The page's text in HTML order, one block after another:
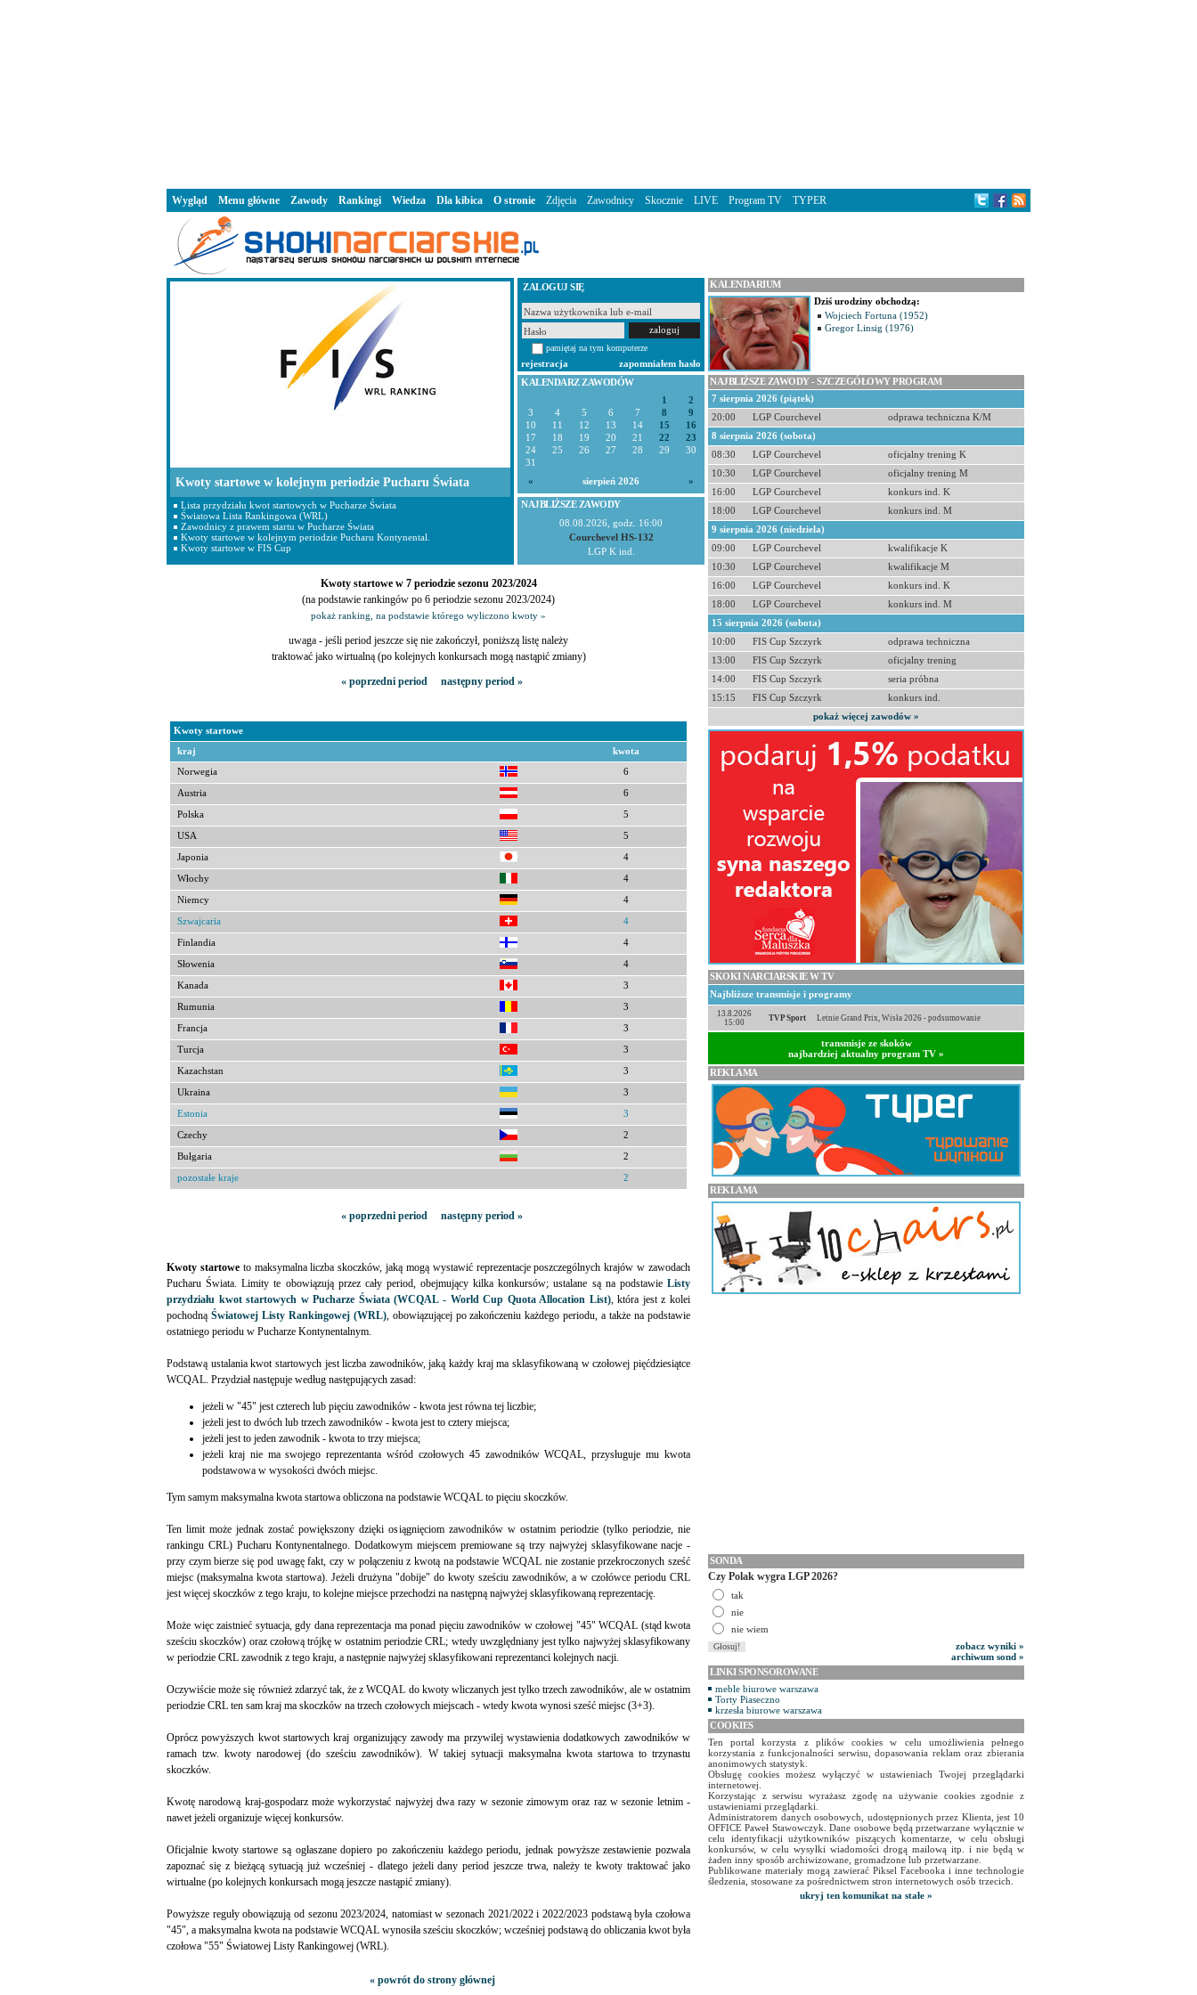
ZALOGUJ SIĘ
pamiętaj na tym komputerze
rejestracja
zapomniałem hasło
KALENDARZ ZAWODÓW
1
2
3
4 5 6 7 8
9
10
11 12 13 14 15
16
17
18 19 20 21 22
23
24
25 26 27 28 29
30
31
«
sierpień 2026 »
NAJBLIŻSZE ZAWODY
08.08.2026, godz. 16:00
Courchevel HS-132
LGP K ind.
Kwoty startowe w 7 periodzie sezonu 2023/2024
(na podstawie rankingów po 6 periodzie sezonu 2023/2024)
pokaż ranking, na podstawie którego wyliczono kwoty »
uwaga - jeśli period jeszcze się nie zakończył, poniższą listę należy
traktować jako wirtualną (po kolejnych konkursach mogą nastąpić zmiany)
« poprzedni period
następny period »
Kwoty startowe
kraj kwota
Norwegia 6
Austria 6
Polska 5
USA 5
Japonia 4
Włochy 4
Niemcy 4
Szwajcaria 4
Finlandia 4
Słowenia 4
Kanada 3
Rumunia 3
Francja 3
Turcja 3
Kazachstan 3
Ukraina 3
Estonia 3
Czechy 2
Bułgaria 2
pozostałe kraje 2
« poprzedni period następny period »
Kwoty startoweto maksymalna liczba skoczków, jaką mogą wystawić reprezentacje poszczególnych krajów w zawodach
Pucharu Świata. Limity te obowiązują przez cały period, obejmujący kilka konkursów; ustalane są na podstawie Listy
przydziału kwot startowych w Pucharze Świata (WCQAL - World Cup Quota Allocation List), która jest z kolei
pochodną Światowej Listy Rankingowej (WRL), obowiązującej po zakończeniu każdego periodu, a także na podstawie
ostatniego periodu w Pucharze Kontynentalnym.
Podstawą ustalania kwot startowych jest liczba zawodników, jaką każdy kraj ma sklasyfikowaną w czołowej pięćdziesiątce
WCQAL. Przydział następuje według następujących zasad:
jeżeli w "45" jest czterech lub pięciu zawodników - kwota jest równa tej liczbie;
jeżeli jest to dwóch lub trzech zawodników - kwota jest to cztery miejsca;
jeżeli jest to jeden zawodnik - kwota to trzy miejsca;
jeżeli kraj nie ma swojego reprezentanta wśród czołowych 45 zawodników WCQAL, przysługuje mu kwota
podstawowa w wysokości dwóch miejsc.
Tym samym maksymalna kwota startowa obliczona na podstawie WCQAL to pięciu skoczków.
Ten limit może jednak zostać powiększony dzięki osiągnięciom zawodników w ostatnim periodzie (tylko periodzie, nie
rankingu CRL) Pucharu Kontynentalnego. Dodatkowym miejscem premiowane są trzy najwyżej sklasyfikowane nacje -
przy czym bierze się pod uwagę fakt, czy w połączeniu z kwotą na podstawie WCQAL nie zostanie przekroczonych sześć
miejsc (maksymalna kwota startowa). Jeżeli drużyna "dobije" do kwoty sześciu zawodników, a w czołówce periodu CRL
jest więcej skoczków z tego kraju, to kolejne miejsce przechodzi na następną najwyżej sklasyfikowaną reprezentację.
Może więc zaistnieć sytuacja, gdy dana reprezentacja ma ponad pięciu zawodników w czołowej "45" WCQAL (stąd kwota
sześciu skoczków) oraz czołową trójkę w ostatnim periodzie CRL; wtedy uwzględniany jest tylko najwyżej sklasyfikowany
w periodzie CRL zawodnik z tego kraju, a następnie najwyżej sklasyfikowani reprezentanci kolejnych nacji.
Oczywiście może się również zdarzyć tak, że z WCQAL do kwoty wliczanych jest tylko trzech zawodników, ale w ostatnim
periodzie CRL ten sam kraj ma skoczków na trzech czołowych miejscach - wtedy kwota wynosi sześć miejsc (3+3).
Oprócz powyższych kwot startowych kraj organizujący zawody ma przywilej wystawienia dodatkowych zawodników w
ramach tzw. kwoty narodowej (do sześciu zawodników). W takiej sytuacji maksymalna kwota startowa to trzynastu
skoczków.
Kwotę narodową kraj-gospodarz może wykorzystać najwyżej dwa razy w sezonie zimowym oraz raz w sezonie letnim -
nawet jeżeli organizuje więcej konkursów.
Oficjalnie kwoty startowe są ogłaszane dopiero po zakończeniu każdego periodu, jednak powyższe zestawienie pozwala
zapoznać się z bieżącą sytuacją już wcześniej - dlatego jeżeli dany period jeszcze trwa, należy te kwoty traktować jako
wirtualne (po kolejnych konkursach mogą jeszcze nastąpić zmiany).
Powyższe reguły obowiązują od sezonu 2023/2024, natomiast w sezonach 2021/2022 i 2022/2023 podstawą była czołowa
"45", a maksymalna kwota na podstawie WCQAL wynosiła sześciu skoczków; wcześniej podstawą do obliczania kwot była
czołowa "55" Światowej Listy Rankingowej (WRL).
« powrót do strony głównej
Kwoty startowe w kolejnym periodzie Pucharu Świata
Lista przydziału kwot startowych w Pucharze Świata
Światowa Lista Rankingowa (WRL)
Zawodnicy z prawem startu w Pucharze Świata
Kwoty startowe w kolejnym periodzie Pucharu Kontynental.
Kwoty startowe w FIS Cup
KALENDARIUM
Dziś urodziny obchodzą:
Wojciech Fortuna (1952)
Gregor Linsig (1976)
NAJBLIŻSZE ZAWODY - SZCZEGÓŁOWY PROGRAM
7 sierpnia 2026 (piątek)
20:00
LGP Courchevel
odprawa techniczna K/M
8 sierpnia 2026 (sobota)
08:30
LGP Courchevel
oficjalny trening K
10:30
LGP Courchevel
oficjalny trening M
16:00
LGP Courchevel
konkurs ind. K
18:00
LGP Courchevel
konkurs ind. M
9 sierpnia 2026 (niedziela)
09:00
LGP Courchevel
kwalifikacje K
10:30
LGP Courchevel
kwalifikacje M
16:00
LGP Courchevel
konkurs ind. K
18:00
LGP Courchevel
konkurs ind. M
15 sierpnia 2026 (sobota)
10:00
FIS Cup Szczyrk
odprawa techniczna
13:00
FIS Cup Szczyrk
oficjalny trening
14:00
FIS Cup Szczyrk
seria próbna
15:15
FIS Cup Szczyrk
konkurs ind.
pokaż więcej zawodów »
SKOKI NARCIARSKIE W TV
Najbliższe transmisje i programy
13.8.2026
15:00
TVP Sport Letnie Grand Prix, Wisła 2026 - podsumowanie
transmisje ze skoków
najbardziej aktualny program TV »
REKLAMA
REKLAMA
SONDA
Czy Polak wygra LGP 2026?
tak
nie
nie wiem
zobacz wyniki »
archiwum sond »
LINKI SPONSOROWANE
meble biurowe warszawa
Torty Piaseczno
krzesła biurowe warszawa
COOKIES
Ten portal korzysta z plików cookies w celu umożliwienia pełnego
korzystania z funkcjonalności serwisu, dopasowania reklam oraz zbierania
anonimowych statystyk.
Obsługę cookies możesz wyłączyć w ustawieniach Twojej przeglądarki
internetowej.
Korzystając z serwisu wyrażasz zgodę na używanie cookies zgodnie z
ustawieniami przeglądarki.
Administratorem danych osobowych, udostępnionych przez Klienta, jest 10
OFFICE Paweł Stawowczyk. Dane osobowe będą przetwarzane wyłącznie w
celu identyfikacji użytkowników piszących komentarze, w celu obsługi
konkursów, w celu wysyłki wiadomości drogą mailową itp. i nie będą w
żaden inny sposób archiwizowane, gromadzone lub przetwarzane.
Publikowane materiały mogą zawierać Piksel Facebooka i inne technologie
śledzenia, stosowane za pośrednictwem stron internetowych osób trzecich.
ukryj ten komunikat na stałe »
Wygląd Menu główne Zawody Rankingi Wiedza Dla kibica O stronie Zdjęcia Zawodnicy Skocznie LIVE Program TV TYPER